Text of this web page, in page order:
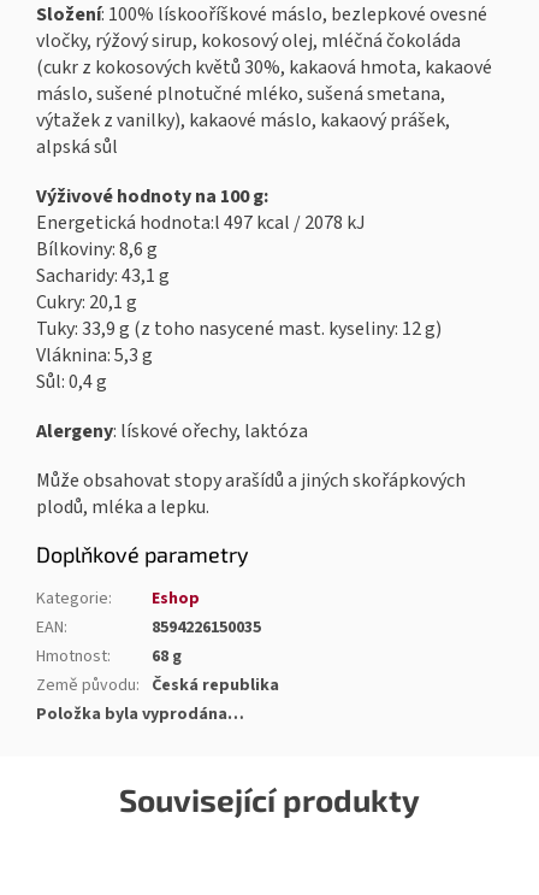
Související produkty
Složení: 100% lískooříškové máslo, bezlepkové ovesné
vločky, rýžový sirup, kokosový olej, mléčná čokoláda
(cukr z kokosových květů 30%, kakaová hmota, kakaové
máslo, sušené plnotučné mléko, sušená smetana,
výtažek z vanilky), kakaové máslo, kakaový prášek,
alpská sůl
Výživové hodnoty na 100 g:
Energetická hodnota:l 497 kcal / 2078 kJ
Bílkoviny: 8,6 g
Sacharidy: 43,1 g
Cukry: 20,1 g
Tuky: 33,9 g (z toho nasycené mast. kyseliny: 12 g)
Vláknina: 5,3 g
Sůl: 0,4 g
Alergeny: lískové ořechy, laktóza
Může obsahovat stopy arašídů a jiných skořápkových
plodů, mléka a lepku.
Doplňkové parametry
Kategorie:
Eshop
EAN:
8594226150035
Hmotnost:
68 g
Země původu: Česká republika
Položka byla vyprodána…